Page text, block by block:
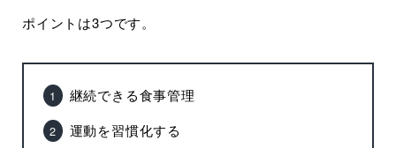
ポイントは3つです。
継続できる食事管理
運動を習慣化する